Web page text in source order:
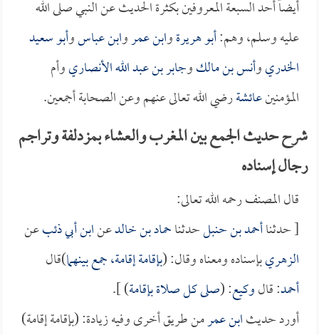
أيضاً أحد السبعة المعروفين بكثرة الحديث عن النبي صلى الله
عليه وسلم، وهم:أبو هريرةوابن عمروابن عباسوأبو سعيد
الخدريوأنس بن مالكوجابر بن عبد الله الأنصاريوأم
المؤمنينعائشةرضي الله تعالى عنهم وعن الصحابة أجمعين.
شرح حديث الجمع بين المغرب والعشاء بمزدلفة وتراجم
رجال إسناده
قال المصنف رحمه الله تعالى:
[ حدثناأحمد بن حنبلحدثناحماد بن خالدعنابن أبي ذئبعن
الزهريبإسناده ومعناه وقال: (بإقامة إقامة، جمع بينهما)قال
أحمد: قالوكيع: (صلى كل صلاة بإقامة) ].
أورد حديثابن عمرمن طريق أخرى وفيه زيادة: (بإقامة إقامة)